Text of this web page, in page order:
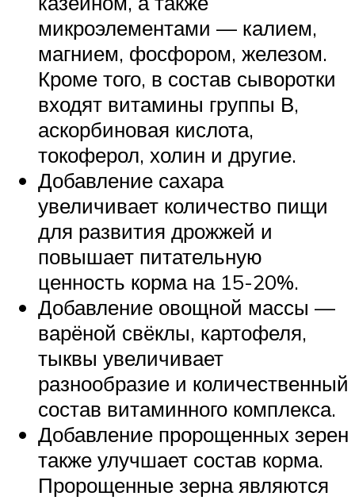
микроэлементами — калием,
магнием, фосфором, железом.
Кроме того, в состав сыворотки
входят витамины группы В,
аскорбиновая кислота,
токоферол, холин и другие.
Добавление сахара
увеличивает количество пищи
для развития дрожжей и
повышает питательную
ценность корма на 15-20%.
Добавление овощной массы —
варёной свёклы, картофеля,
тыквы увеличивает
разнообразие и количественный
состав витаминного комплекса.
Добавление пророщенных зерен
также улучшает состав корма.
Пророщенные зерна являются